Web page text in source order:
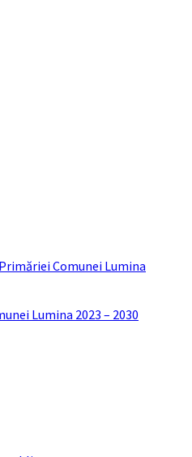
Comunei Lumina
Lumina 2023 – 2030